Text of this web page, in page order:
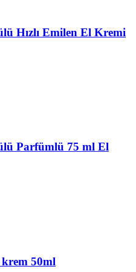
Hızlı Emilen El Kremi
Parfümlü 75 ml El
krem 50ml